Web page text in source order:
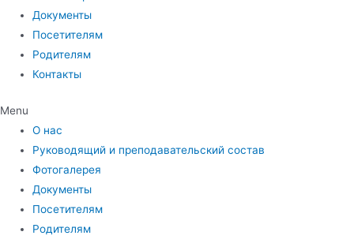
Документы
Посетителям
Родителям
Контакты
Menu
О нас
Руководящий и преподавательский состав
Фотогалерея
Документы
Посетителям
Родителям